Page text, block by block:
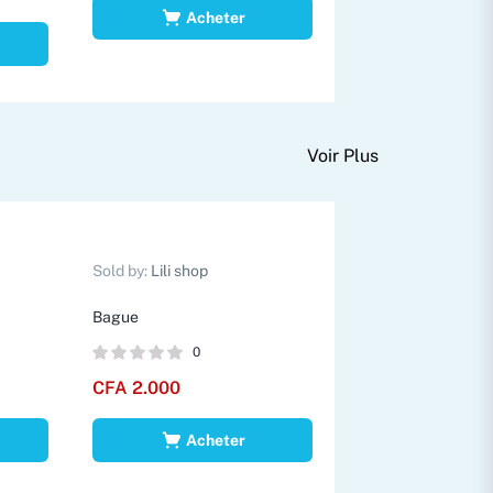
Acheter
Voir Plus
Sold by: Lili shop
Bague
0
CFA 2.000
Acheter